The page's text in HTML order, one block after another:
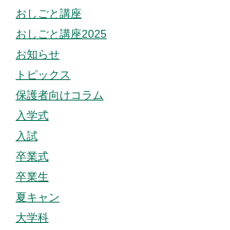
おしごと講座
おしごと講座2025
お知らせ
トピックス
保護者向けコラム
入学式
入試
卒業式
卒業生
夏キャン
大学科